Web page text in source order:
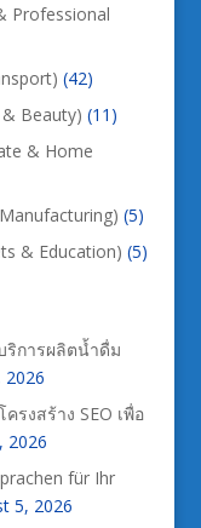
Professional
(42)
Beauty) (11)
& Home
(5)
& Education) (5)
ริการผลิตน้ำดื่ม
2026
รงสร้าง SEO เพื่อ
2026
für Ihr
5, 2026